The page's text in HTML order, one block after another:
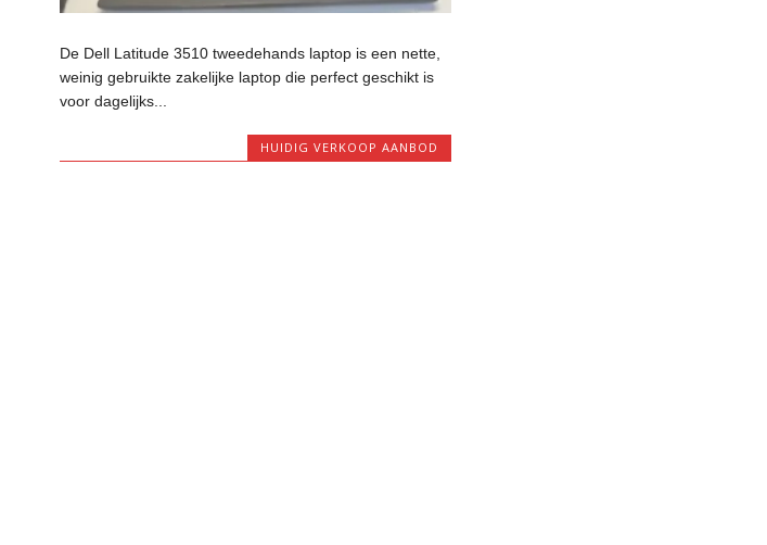
De Dell Latitude 3510 tweedehands laptop is een nette,
weinig gebruikte zakelijke laptop die perfect geschikt is
voor dagelijks...
HUIDIG VERKOOP AANBOD